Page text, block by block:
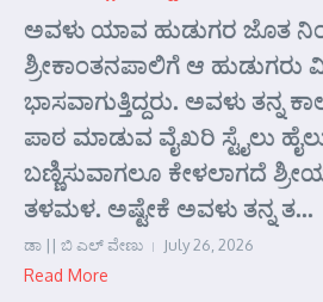
ಅವಳು ಯಾವ ಹುಡುಗರ ಜೊತ
ಶ್ರೀಕಾಂತನಪಾಲಿಗೆ ಆ
ಭಾಸವಾಗುತ್ತಿದ್ದರು. ಅವಳು ತನ್ನ
ಪಾಠ ಮಾಡುವ ವೈಖರಿ ಸ್ಟೈಲು
ಬಣ್ಣಿಸುವಾಗಲೂ ಕೇಳಲಾಗದೆ
ತಳಮಳ. ಅಷ್ಟೇಕೆ ಅವಳು ತನ್ನ ತ...
ಡಾ || ಬಿ ಎಲ್ ವೇಣು July 26, 2026
Read More